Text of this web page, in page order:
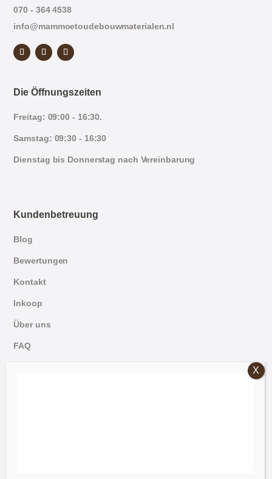
070 - 364 4538
info@mammoetoudebouwmaterialen.nl
Die Öffnungszeiten
Freitag: 09:00 - 16:30.
Samstag: 09:30 - 16:30
Dienstag bis Donnerstag nach Vereinbarung
Kundenbetreuung
Blog
Bewertungen
Kontakt
Inkoop
Über uns
FAQ